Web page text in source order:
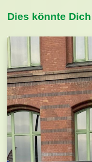
Dies könnte